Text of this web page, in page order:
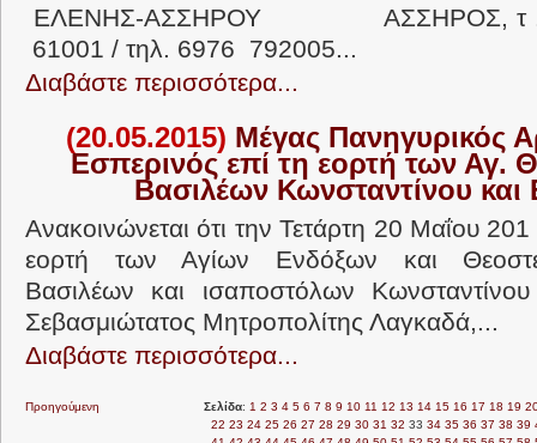
ΕΛΕΝΗΣ-ΑΣΣΗΡΟΥ ΑΣΣΗΡΟΣ, τ .Κ.
61001 / τηλ. 6976 792005...
Διαβάστε περισσότερα...
(20.05.2015) Μέγας Πανηγυρικός
Εσπερινός επί τη εορτή των Αγ.
Βασιλέων Κωνσταντίνου και
Ανακοινώνεται ότι την Τετάρτη 20 Μαΐου
εορτή των Αγίων Ενδόξων και
Βασιλέων και ισαποστόλων
Σεβασμιώτατος Μητροπολίτης Λαγκαδά,...
Διαβάστε περισσότερα...
Προηγούμενη Σελίδα: 1 2 3 4 5 6 7 8 9 10 11 12 13 14 15 16 17 18 19
22 23 24 25 26 27 28 29 30 31 32 33 34 35 36 37 38 39